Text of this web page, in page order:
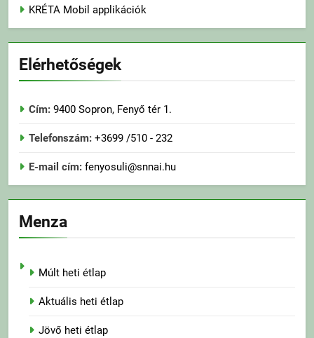
KRÉTA Mobil applikációk
Elérhetőségek
Cím: 9400 Sopron, Fenyő tér 1.
Telefonszám: +3699 /510 - 232
E-mail cím: fenyosuli@snnai.hu
Menza
Múlt heti étlap
Aktuális heti étlap
Jövő heti étlap